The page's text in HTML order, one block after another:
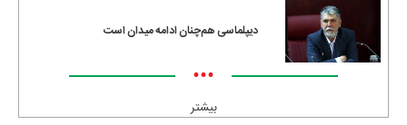
دیپلماسی هم‌چنان ادامه میدان است
•••
بیشتر